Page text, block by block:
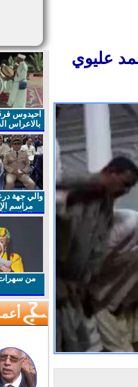
عليوي
احيدوس فرقة
بالاعراس
والي جهة
مراسم
الملكي
من سهرات